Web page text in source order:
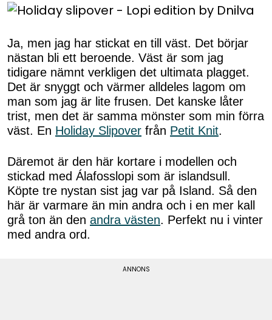
of
Ja, men jag har stickat en till väst. Det börjar
nästan bli ett beroende. Väst är som jag
tidigare nämnt verkligen det ultimata plagget.
Det är snyggt och värmer alldeles lagom om
man som jag är lite frusen. Det kanske låter
trist, men det är samma mönster som min förra
väst. En Holiday Slipover från Petit Knit.
Däremot är den här kortare i modellen och
stickad med Álafosslopi som är islandsull.
Köpte tre nystan sist jag var på Island. Så den
här är varmare än min andra och i en mer kall
grå ton än den andra västen. Perfekt nu i vinter
med andra ord.